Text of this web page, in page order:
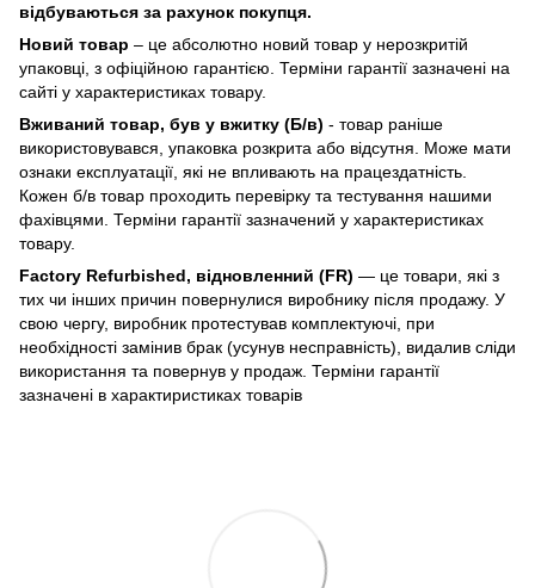
відбуваються за рахунок покупця.
Новий товар – це абсолютно новий товар у нерозкритій
упаковці, з офіційною гарантією. Терміни гарантії зазначені на
сайті у характеристиках товару.
Вживаний товар, був у вжитку (Б/в) - товар раніше
використовувався, упаковка розкрита або відсутня. Може мати
ознаки експлуатації, які не впливають на працездатність.
Кожен б/в товар проходить перевірку та тестування нашими
фахівцями. Терміни гарантії зазначений у характеристиках
товару.
Factory Refurbished, відновленний (FR) — це товари, які з
тих чи інших причин повернулися виробнику після продажу. У
свою чергу, виробник протестував комплектуючі, при
необхідності замінив брак (усунув несправність), видалив сліди
використання та повернув у продаж. Терміни гарантії
зазначені в характиристиках товарів